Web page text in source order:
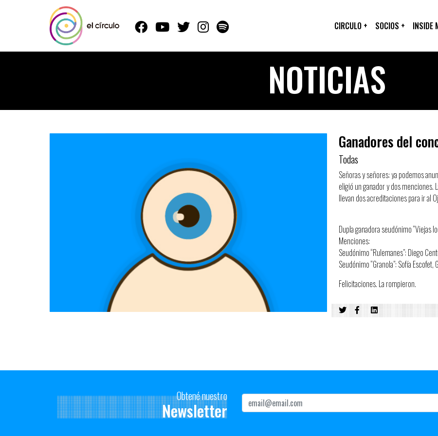
CIRCULO + SOCIOS + INSIDE
NOTICIAS
Ganadores del
Todas
Señoras y señores: ya podemos
eligió un ganador y dos menciones.
llevan dos acreditaciones para ir al
Dupla ganadora seudónimo “Viejas
Menciones:
Seudónimo “Rulemanes”: Diego
Seudónimo “Granola”: Sofía Escofet,
Felicitaciones. La rompieron.
Obtené nuestro
Newsletter